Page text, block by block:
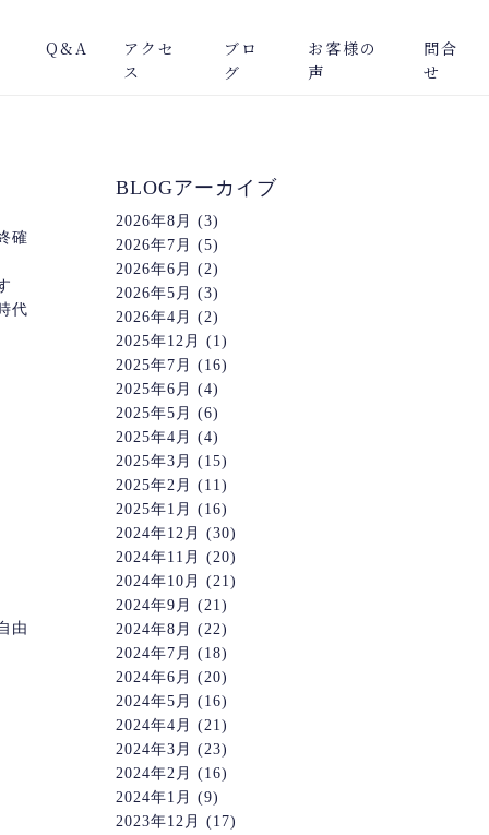
Q&A
アクセ
ス
ブロ
グ
お客様の
声
問合
せ
確
代
由
BLOGアーカイブ
2026年8月
(3)
2026年7月
(5)
2026年6月
(2)
2026年5月
(3)
2026年4月
(2)
2025年12月
(1)
2025年7月
(16)
2025年6月
(4)
2025年5月
(6)
2025年4月
(4)
2025年3月
(15)
2025年2月
(11)
2025年1月
(16)
2024年12月
(30)
2024年11月
(20)
2024年10月
(21)
2024年9月
(21)
2024年8月
(22)
2024年7月
(18)
2024年6月
(20)
2024年5月
(16)
2024年4月
(21)
2024年3月
(23)
2024年2月
(16)
2024年1月
(9)
2023年12月
(17)